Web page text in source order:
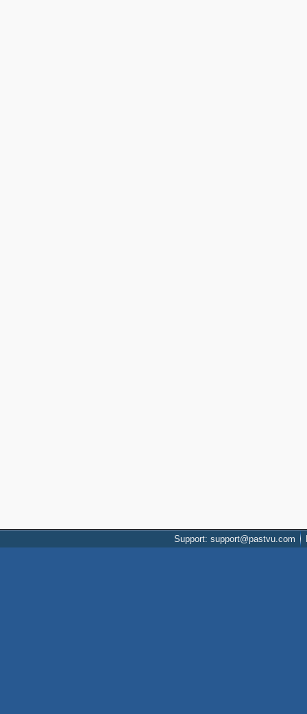
Support: support@pastvu.com